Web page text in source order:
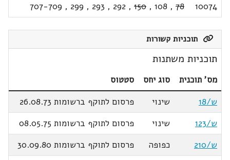
10074
78
,
108
,
150
,
292
,
293
,
299
,
707-709
תוכניות קשורות
תוכניות משתנות
מס' תוכנית סוג יחס
סטטוס
ש/18
שינוי
פרסום לתוקף ברשומות 26.08.73
ש/123
שינוי
פרסום לתוקף ברשומות 08.05.75
ש/210
כפופה
פרסום לתוקף ברשומות 30.09.80